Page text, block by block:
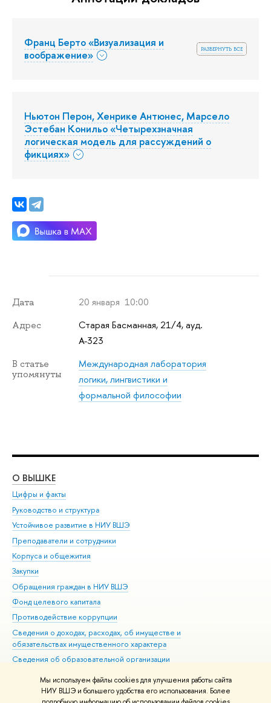
Мы используем файлы cookies для улучшения работы сайта
НИУ ВШЭ и большего удобства его использования. Более
развернуть все
Франц Берто «Визуализация и
воображение»
Ньютон Перон, Хенрике Антюнес, Марсело
Эстебан Конильо «Четырехзначная
логическая модель для рассуждений о
фикциях»
Дата 20 января 10:00
Адрес
Старая Басманная, 21/4, ауд.
А-323
В статье
упомянуты
Международная лаборатория
логики, лингвистики и
формальной философии
О ВЫШКЕ
Цифры и факты
Руководство и структура
Устойчивое развитие в НИУ ВШЭ
Преподаватели и сотрудники
Корпуса и общежития
Закупки
Обращения граждан в НИУ ВШЭ
Фонд целевого капитала
Противодействие коррупции
Сведения о доходах, расходах, об имуществе и
обязательствах имущественного характера
Сведения об образовательной организации
Людям с ограниченными возможностями здоровья
Единая платежная страница